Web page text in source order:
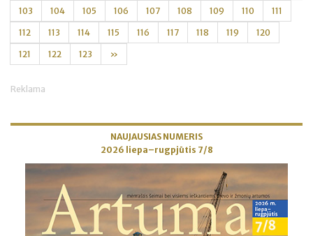
103 104 105 106 107 108 109 110 111
112 113 114 115 116 117 118 119 120
121 122 123 »
Reklama
NAUJAUSIAS NUMERIS
2026 liepa–rugpjūtis 7/8